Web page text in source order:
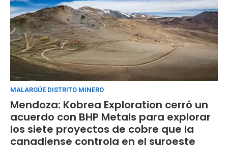
MALARGÜE DISTRITO MINERO
Mendoza: Kobrea Exploration cerró un
acuerdo con BHP Metals para explorar
los siete proyectos de cobre que la
canadiense controla en el suroeste